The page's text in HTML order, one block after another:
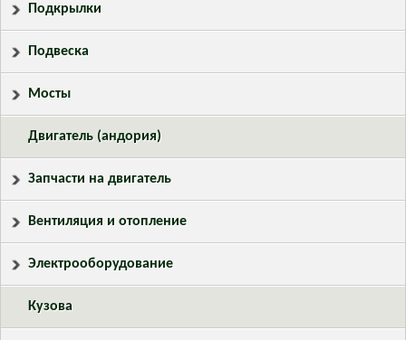
Подкрылки
Подвеска
Мосты
Двигатель (андория)
Запчасти на двигатель
Вентиляция и отопление
Электрооборудование
Кузова